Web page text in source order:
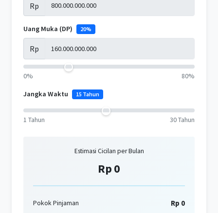
Rp
Uang Muka (DP) 20%
Rp
0% 80%
Jangka Waktu 15 Tahun
1 Tahun 30 Tahun
Estimasi Cicilan per Bulan
Rp 0
Pokok Pinjaman Rp 0